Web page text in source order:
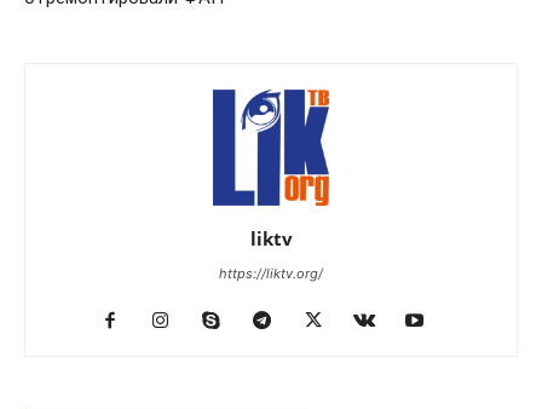
liktv
https://liktv.org/